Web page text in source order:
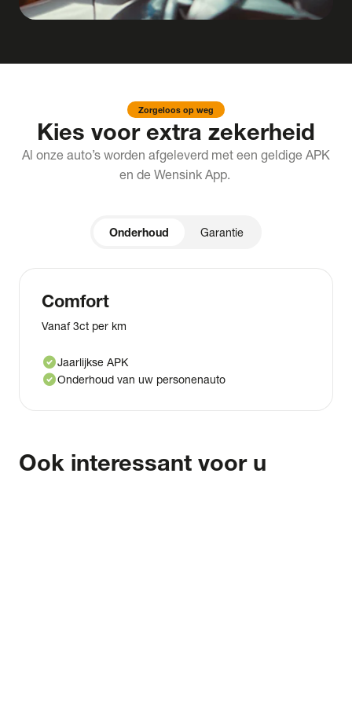
Zorgeloos op weg
Kies voor extra zekerheid
Al onze auto’s worden afgeleverd met een geldige APK
en de Wensink App.
Onderhoud Garantie
Comfort
Vanaf 3ct per km
check_circleJaarlijkse APK
check_circleOnderhoud van uw personenauto
Ook interessant voor u